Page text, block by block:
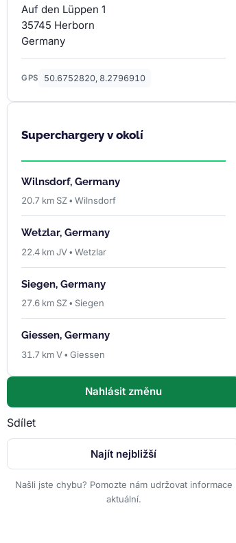
Auf den Lüppen 1
35745 Herborn
Germany
GPS 50.6752820, 8.2796910
Superchargery v okolí
Wilnsdorf, Germany
20.7 km SZ • Wilnsdorf
Wetzlar, Germany
22.4 km JV • Wetzlar
Siegen, Germany
27.6 km SZ • Siegen
Giessen, Germany
31.7 km V • Giessen
Nahlásit změnu
Sdílet
Najít nejbližší
Našli jste chybu? Pomozte nám udržovat informace
aktuální.